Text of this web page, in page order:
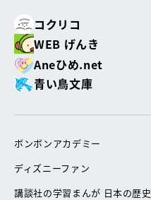
コクリコ
WEB げんき
Aneひめ.net
青い鳥文庫
ボンボンアカデミー
ディズニーファン
講談社の学習まんが 日本の歴史